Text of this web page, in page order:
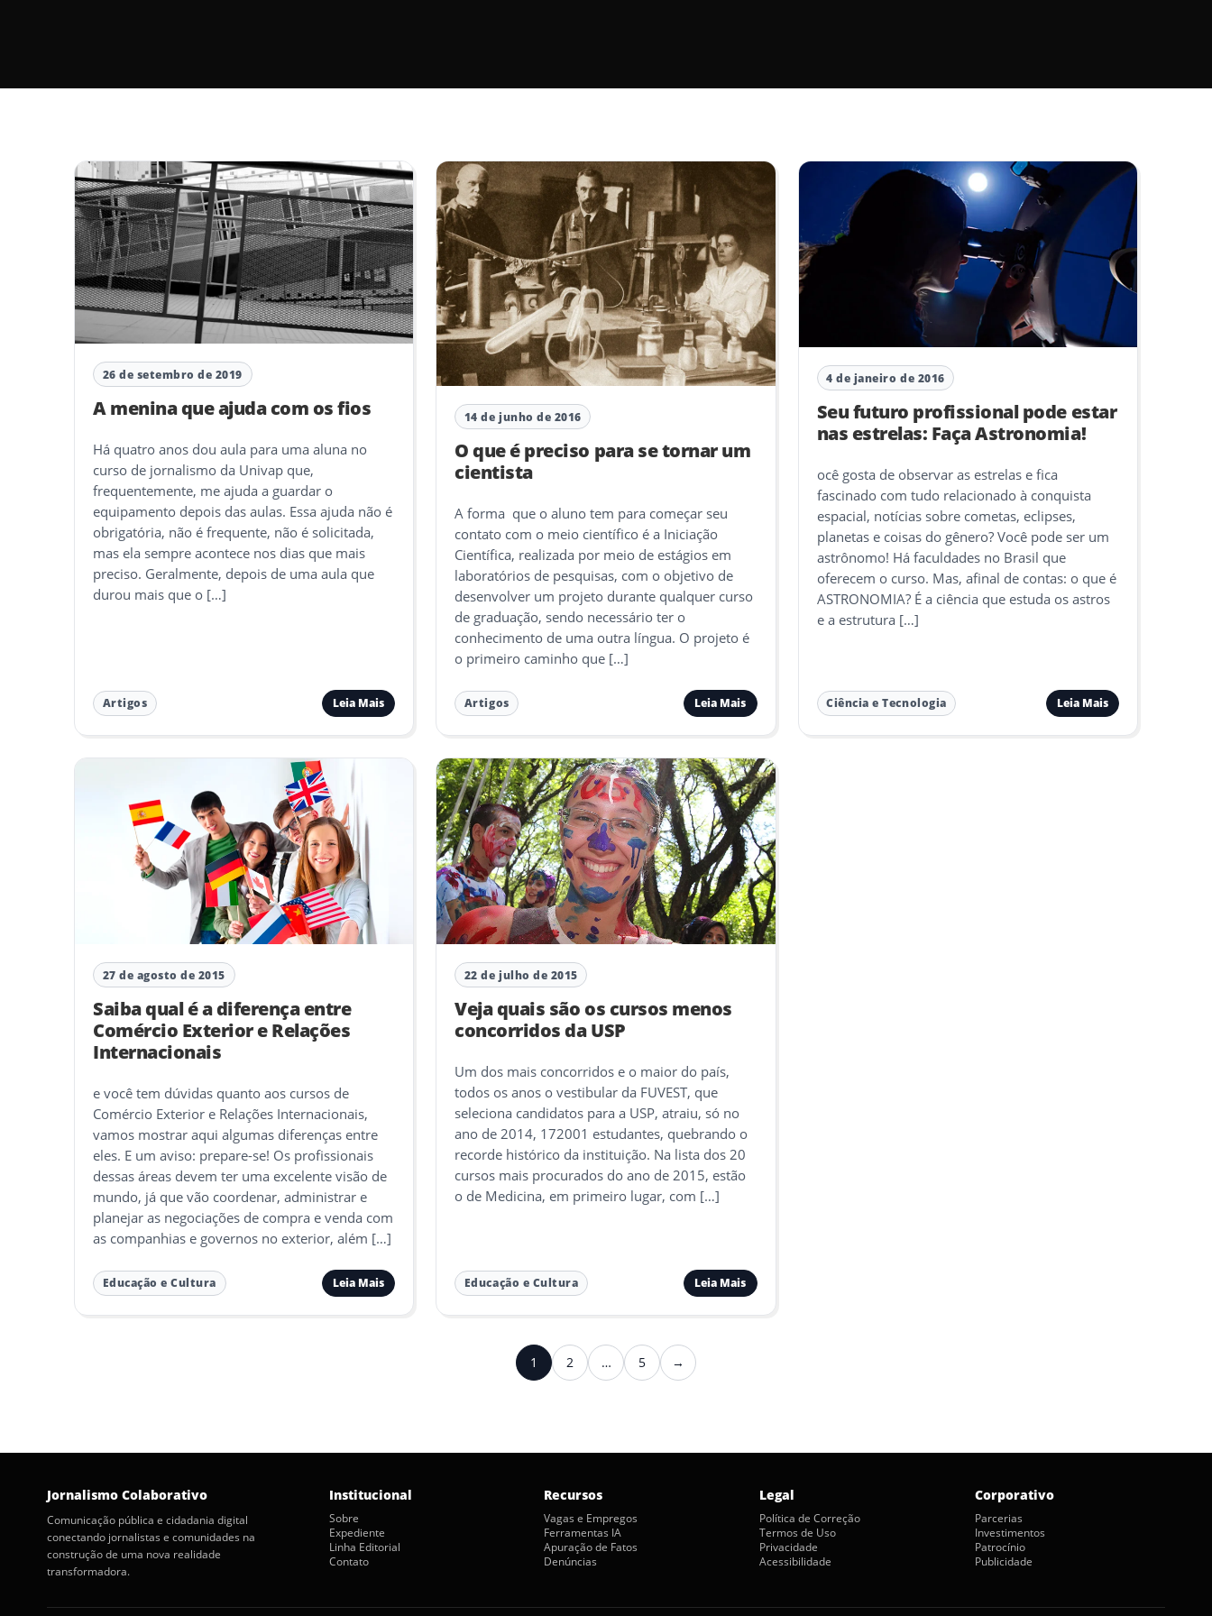
26 de setembro de 2019
A menina que ajuda com os fios
Há quatro anos dou aula para uma aluna no
curso de jornalismo da Univap que,
frequentemente, me ajuda a guardar o
equipamento depois das aulas. Essa ajuda não é
obrigatória, não é frequente, não é solicitada,
mas ela sempre acontece nos dias que mais
preciso. Geralmente, depois de uma aula que
durou mais que o […]
Artigos Leia Mais
14 de junho de 2016
O que é preciso para se tornar um
cientista
A forma que o aluno tem para começar seu
contato com o meio científico é a Iniciação
Científica, realizada por meio de estágios em
laboratórios de pesquisas, com o objetivo de
desenvolver um projeto durante qualquer curso
de graduação, sendo necessário ter o
conhecimento de uma outra língua. O projeto é
o primeiro caminho que […]
Artigos Leia Mais
4 de janeiro de 2016
Seu futuro profissional pode estar
nas estrelas: Faça Astronomia!
ocê gosta de observar as estrelas e fica
fascinado com tudo relacionado à conquista
espacial, notícias sobre cometas, eclipses,
planetas e coisas do gênero? Você pode ser um
astrônomo! Há faculdades no Brasil que
oferecem o curso. Mas, afinal de contas: o que é
ASTRONOMIA? É a ciência que estuda os astros
e a estrutura […]
Ciência e Tecnologia Leia Mais
27 de agosto de 2015
Saiba qual é a diferença entre
Comércio Exterior e Relações
Internacionais
e você tem dúvidas quanto aos cursos de
Comércio Exterior e Relações Internacionais,
vamos mostrar aqui algumas diferenças entre
eles. E um aviso: prepare-se! Os profissionais
dessas áreas devem ter uma excelente visão de
mundo, já que vão coordenar, administrar e
planejar as negociações de compra e venda com
as companhias e governos no exterior, além […]
Educação e Cultura Leia Mais
22 de julho de 2015
Veja quais são os cursos menos
concorridos da USP
Um dos mais concorridos e o maior do país,
todos os anos o vestibular da FUVEST, que
seleciona candidatos para a USP, atraiu, só no
ano de 2014, 172001 estudantes, quebrando o
recorde histórico da instituição. Na lista dos 20
cursos mais procurados do ano de 2015, estão
o de Medicina, em primeiro lugar, com […]
Educação e Cultura Leia Mais
1 2 … 5 →Próximo
Jornalismo Colaborativo
Comunicação pública e cidadania digital
conectando jornalistas e comunidades na
construção de uma nova realidade
transformadora.
Institucional
Sobre
Expediente
Linha Editorial
Contato
Recursos
Vagas e Empregos
Ferramentas IA
Apuração de Fatos
Denúncias
Legal
Política de Correção
Termos de Uso
Privacidade
Acessibilidade
Corporativo
Parcerias
Investimentos
Patrocínio
Publicidade